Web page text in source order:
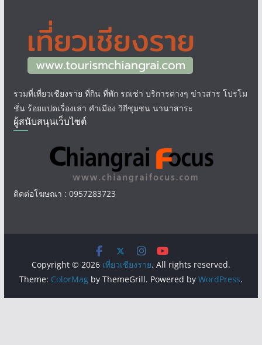
รวมที่เที่ยวเชียงราย ที่กิน ที่พัก รถเช่า บริการต่างๆ ข่าวสาร โปรโม
ชั่น ร้อยแปดเรื่องเล่า คำเมือง วิถีชุมชน นานาสาระ
ผู้สนับสนุนเว็บไซต์
ติดต่อโฆษณา : 0957283723
Copyright © 2026 เที่ยวเชียงราย. All rights reserved.
Theme: ColorMagby ThemeGrill. Powered by WordPress.